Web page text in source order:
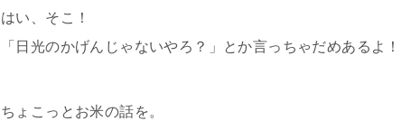
はい、そこ！
「日光のかげんじゃないやろ？」とか言っちゃだめあるよ！
ちょこっとお米の話を。